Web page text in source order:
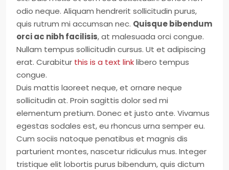
odio neque. Aliquam hendrerit sollicitudin purus,
quis rutrum mi accumsan nec. Quisque bibendum
orci ac nibh facilisis, at malesuada orci congue.
Nullam tempus sollicitudin cursus. Ut et adipiscing
erat. Curabitur this is a text linklibero tempus
congue.
Duis mattis laoreet neque, et ornare neque
sollicitudin at. Proin sagittis dolor sed mi
elementum pretium. Donec et justo ante. Vivamus
egestas sodales est, eu rhoncus urna semper eu.
Cum sociis natoque penatibus et magnis dis
parturient montes, nascetur ridiculus mus. Integer
tristique elit lobortis purus bibendum, quis dictum